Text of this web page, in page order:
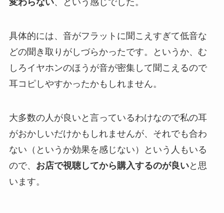
変わらない、という感じでした。
具体的には、音がフラットに聞こえすぎて低音な
どの聞き取りがしづらかったです。というか、む
しろイヤホンのほうが音が密集して聞こえるので
耳コピしやすかったかもしれません。
大多数の人が良いと言っているわけなので私の耳
がおかしいだけかもしれませんが、それでも合わ
ない（というか効果を感じない）という人もいる
ので、 お店で視聴してから購入するのが良いと思
います。